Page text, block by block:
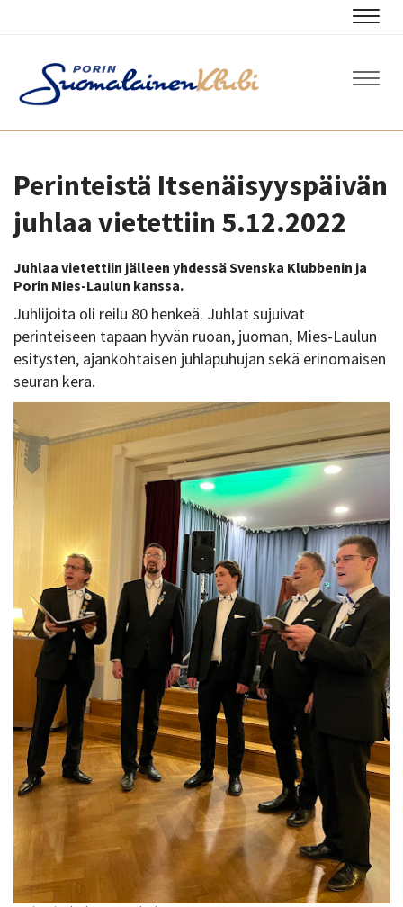
Perinteistä Itsenäisyyspäivän
juhlaa vietettiin 5.12.2022
Juhlaa vietettiin jälleen yhdessä Svenska Klubbenin ja
Porin Mies-Laulun kanssa.
Juhlijoita oli reilu 80 henkeä. Juhlat sujuivat
perinteiseen tapaan hyvän ruoan, juoman, Mies-Laulun
esitysten, ajankohtaisen juhlapuhujan sekä erinomaisen
seuran kera.